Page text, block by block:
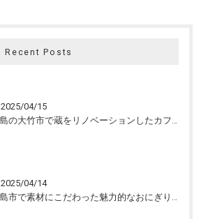
Recent Posts
2025/04/15
広島の大竹市で蔵をリノベーションしたカフェの設計。店舗設計、店舗デザインはasazu design office
2025/04/14
広島市で素材にこだわった魅力的なおにぎり屋さんの設計。店舗設計、店舗デザインはasazu design office